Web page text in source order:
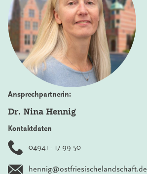
Ansprechpartnerin:
Dr. Nina Hennig
Kontaktdaten
04941 - 17 99 50
hennig@ostfriesischelandschaft.de